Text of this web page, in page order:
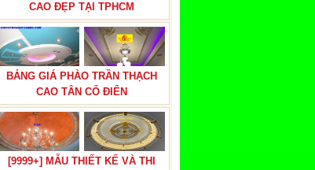
CAO ĐẸP TẠI TPHCM
BẢNG GIÁ PHÀO TRẦN THẠCH
CAO TÂN CỔ ĐIỂN
[9999+] MẪU THIẾT KẾ VÀ THI